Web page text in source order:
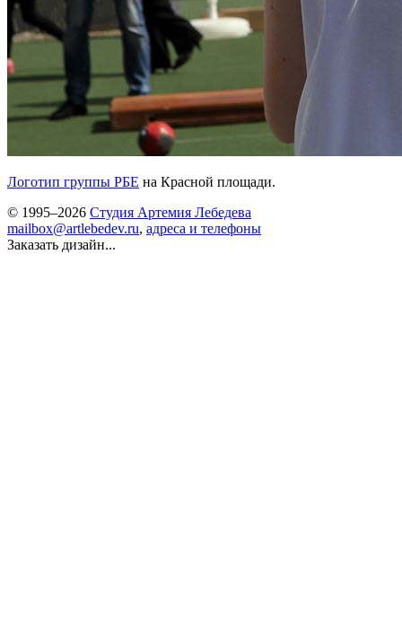
Логотип группы РБЕ на Красной площади.
© 1995–2026 Студия Артемия Лебедева
mailbox@artlebedev.ru, адреса и телефоны
Заказать дизайн...